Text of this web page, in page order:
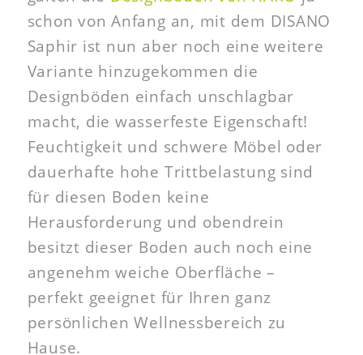
schon von Anfang an, mit dem DISANO
Saphir ist nun aber noch eine weitere
Variante hinzugekommen die
Designböden einfach unschlagbar
macht, die wasserfeste Eigenschaft!
Feuchtigkeit und schwere Möbel oder
dauerhafte hohe Trittbelastung sind
für diesen Boden keine
Herausforderung und obendrein
besitzt dieser Boden auch noch eine
angenehm weiche Oberfläche –
perfekt geeignet für Ihren ganz
persönlichen Wellnessbereich zu
Hause.